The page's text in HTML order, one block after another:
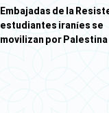
Embajadas de la
estudiantes iraníes se
movilizan por Palestina